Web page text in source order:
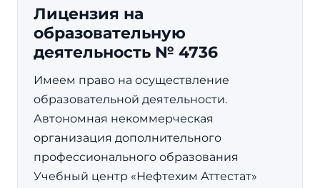
Лицензия на
образовательную
деятельность № 4736
Имеем право на осуществление
образовательной деятельности.
Автономная некоммерческая
организация дополнительного
профессионального образования
Учебный центр «Нефтехим Аттестат»